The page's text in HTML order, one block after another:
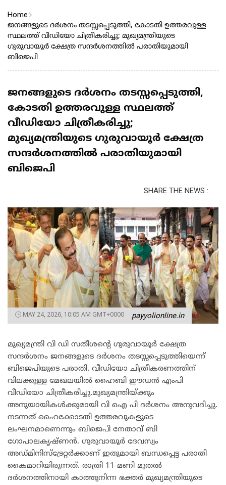
Home
ജനങ്ങളുടെ ദർശനം തടസ്സപ്പെടുത്തി, കോടതി ഉത്തരവുള്ള
സ്ഥലത്ത് വീഡിയോ ചിത്രീകരിച്ചു; മുഖ്യമന്ത്രിയുടെ
ഗുരുവായൂർ ക്ഷേത്ര സന്ദർശനത്തിൽ പരാതിയുമായി
ബിജെപി
ജനങ്ങളുടെ ദർശനം തടസ്സപ്പെടുത്തി,
കോടതി ഉത്തരവുള്ള സ്ഥലത്ത്
വീഡിയോ ചിത്രീകരിച്ചു;
മുഖ്യമന്ത്രിയുടെ ഗുരുവായൂർ ക്ഷേത്ര
സന്ദർശനത്തിൽ പരാതിയുമായി
ബിജെപി
SHARE THE NEWS :
MAY 24, 2026, 10:05 AM GMT+0000 payyolionline.in
മുഖ്യമന്ത്രി വി ഡി സതീശന്റെ ഗുരുവായൂർ ക്ഷേത്ര
സന്ദർശനം ജനങ്ങളുടെ ദർശനം തടസ്സപ്പെടുത്തിയെന്ന്
ബിജെപിയുടെ പരാതി. വീഡിയോ ചിത്രീകരണത്തിന്
വിലക്കുള്ള മേഖലയിൽ ഹൈബി ഈഡൻ എംപി
വീഡിയോ ചിത്രീകരിച്ചു.മുഖ്യമന്ത്രിയ്ക്കും
അനുയായികൾക്കുമായി വി ഐ പി ദർശനം അനുവദിച്ചു.
നടന്നത് ഹൈക്കോടതി ഉത്തരവുകളുടെ
ലംഘനമാണെന്നും ബിജെപി നേതാവ് ബി
ഗോപാലകൃഷ്ണൻ. ഗുരുവായൂർ ദേവസ്വം
അഡ്മിനിസ്ട്രേറ്റർക്കാണ് ഇതുമായി ബന്ധപ്പെട്ട പരാതി
കൈമാറിയിരുന്നത്. രാത്രി 11 മണി മുതൽ
ദർശനത്തിനായി കാത്തുനിന്ന ഭക്തർ മുഖ്യമന്ത്രിയുടെ